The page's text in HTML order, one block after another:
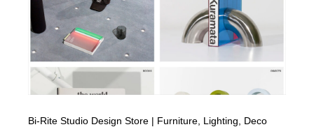
Bi-Rite Studio Design Store | Furniture, Lighting, Deco